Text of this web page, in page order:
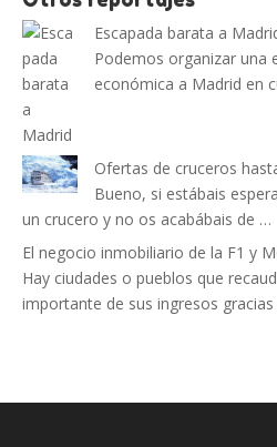
Escapada barata a
Podemos organizar una
económica a Madrid en
Ofertas de cruceros
Bueno, si estábais
un crucero y no os acabábais de …
El negocio inmobiliario de la F1 y
Hay ciudades o pueblos que
importante de sus ingresos